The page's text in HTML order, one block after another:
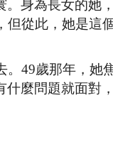
身為長女的她
從此，她是這
49歲那年，她
麼問題就面對